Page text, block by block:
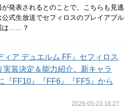
発表されるとのことで、こちらも見逃
式生放送でセフィロスのプレイアブル
は……？
ィア デュエルム FF』セフィロス
実装決定＆能力紹介。新キャラ
『FF10』『FF6』『FF5』から
2026-05-23 18:27